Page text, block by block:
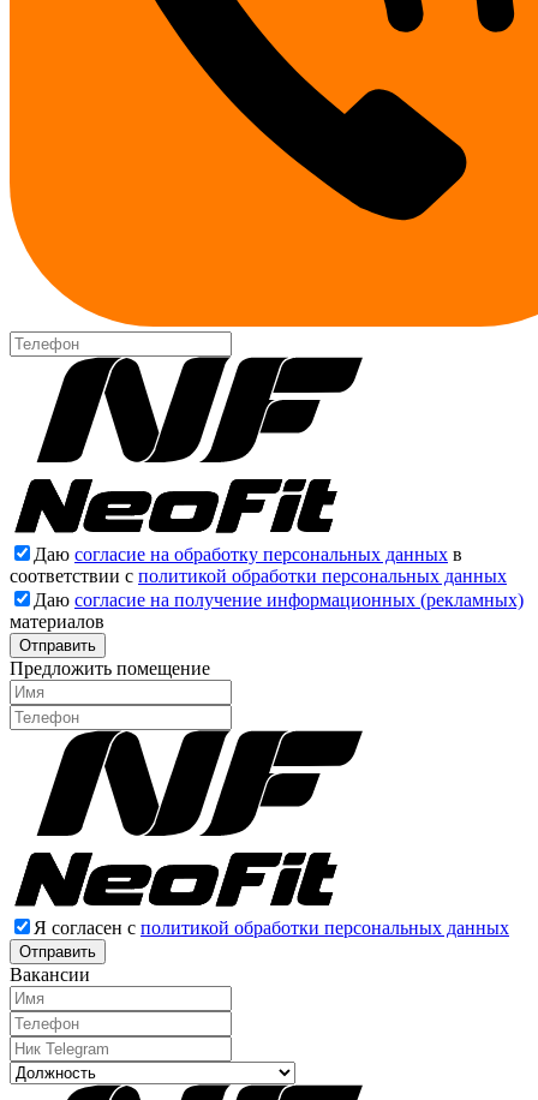
Даю согласие на обработку персональных данных в
соответствии с политикой обработки персональных данных
Даю согласие на получение информационных (рекламных)
материалов
Отправить
Предложить помещение
Я согласен с политикой обработки персональных данных
Отправить
Вакансии